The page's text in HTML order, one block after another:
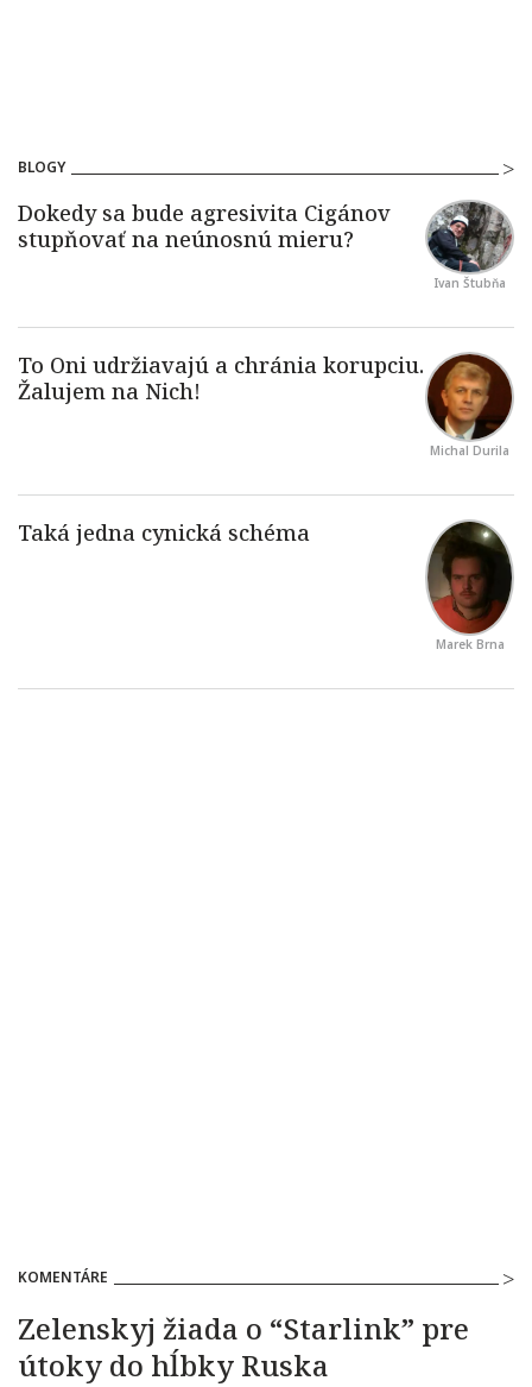
BLOGY
Ivan Štubňa
Michal Durila
Marek Brna
KOMENTÁRE
Zelenskyj žiada o “Starlink” pre
útoky do hĺbky Ruska